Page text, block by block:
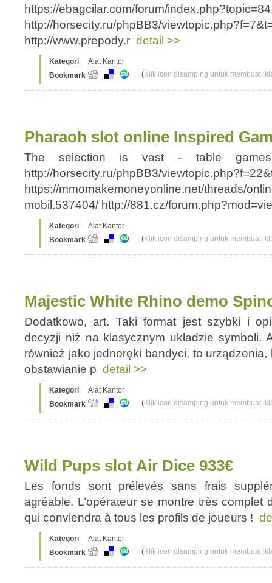
https://ebagcilar.com/forum/
http://horsecity.ru/phpBB3/
http://www.prepody.r detail >>
Kategori
Alat Kantor
Bookmark
(Klik icon disamping untuk membuat
Pharaoh slot online Inspired
The selection is vast - table
http://horsecity.ru/phpBB3/
https://mmomakemoneyonline.net/threads/
mobil.537404/ http://881.cz/
Kategori
Alat Kantor
Bookmark
(Klik icon disamping untuk membuat
Majestic White Rhino demo
Dodatkowo, art. Taki format jest szybki i
decyzji niż na klasycznym układzie symboli.
również jako jednoręki bandyci, to
obstawianie p detail >>
Kategori
Alat Kantor
Bookmark
(Klik icon disamping untuk membuat
Wild Pups slot Air Dice 933€
Les fonds sont prélevés sans frais
agréable. L’opérateur se montre très
qui conviendra à tous les profils de joueurs !
Kategori
Alat Kantor
Bookmark
(Klik icon disamping untuk membuat